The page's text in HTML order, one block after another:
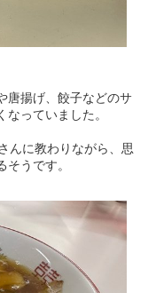
唐揚げ、餃子などのサ
っていました。
んに教わりながら、思
うです。